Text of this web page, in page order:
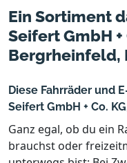
Ein Sortiment
Seifert GmbH +
Bergrheinfeld,
Diese Fahrräder und
Seifert GmbH + Co.
Ganz egal, ob du ein
brauchst oder